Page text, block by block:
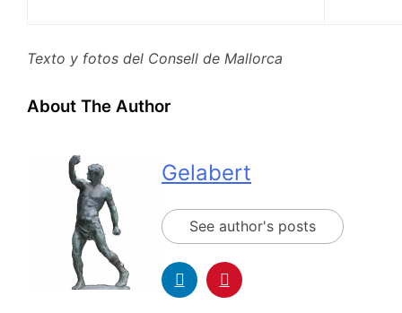
Texto y fotos del Consell de Mallorca
About The Author
Gelabert
See author's posts